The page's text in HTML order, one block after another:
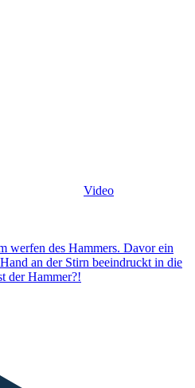
Video